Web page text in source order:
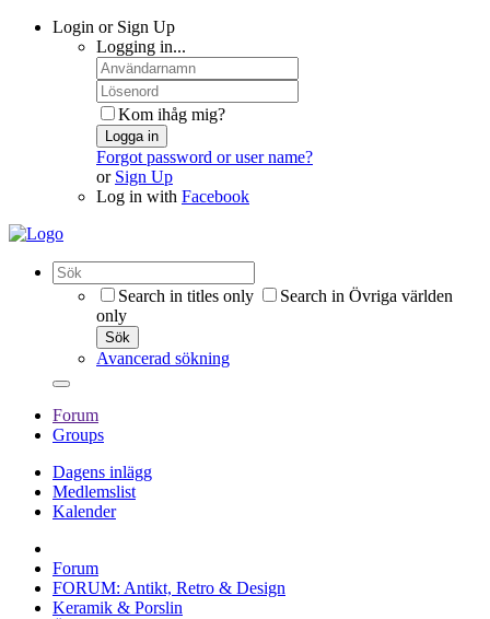
Login or Sign Up
Logging in...
Kom ihåg mig?
Logga in
Forgot password or user name?
or Sign Up
Log in with Facebook
Search in titles only
Search in Övriga världen
only
Sök
Avancerad sökning
Forum
Groups
Dagens inlägg
Medlemslist
Kalender
Forum
FORUM: Antikt, Retro & Design
Keramik & Porslin